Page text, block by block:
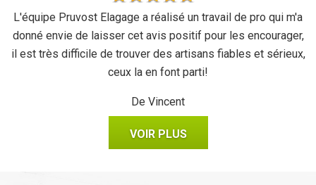
L'équipe Pruvost Elagage a réalisé un travail de pro qui m'a
donné envie de laisser cet avis positif pour les encourager,
il est très difficile de trouver des artisans fiables et sérieux,
ceux la en font parti!
De Vincent
VOIR PLUS